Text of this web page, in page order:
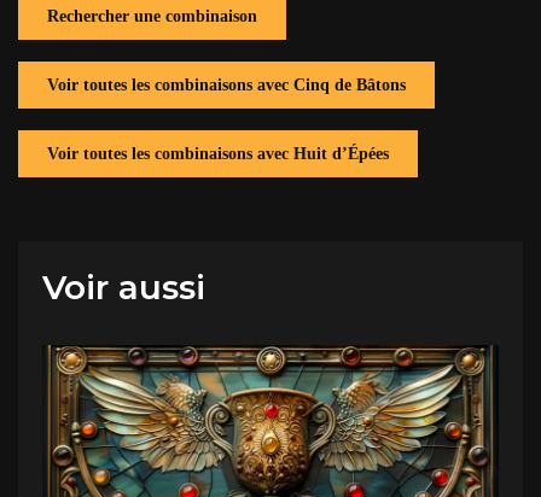
Rechercher une combinaison
Voir toutes les combinaisons avec Cinq de Bâtons
Voir toutes les combinaisons avec Huit d’Épées
Voir aussi